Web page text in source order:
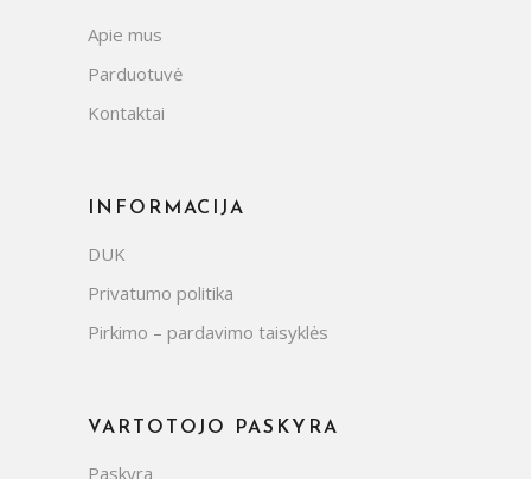
Apie mus
Parduotuvė
Kontaktai
INFORMACIJA
DUK
Privatumo politika
Pirkimo – pardavimo taisyklės
VARTOTOJO PASKYRA
Paskyra